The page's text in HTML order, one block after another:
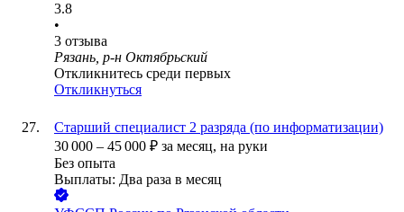
3.8
•
3 отзыва
Рязань, р-н Октябрьский
Откликнитесь среди первых
Откликнуться
Старший специалист 2 разряда (по информатизации)
30 000 – 45 000 ₽ за месяц, на руки
Без опыта
Выплаты: Два раза в месяц